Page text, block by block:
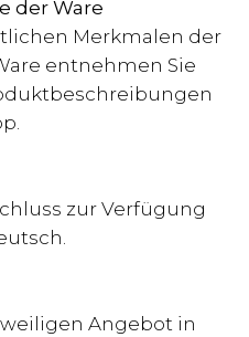
der Ware
Merkmalen der
entnehmen Sie
zur Verfügung
Angebot in